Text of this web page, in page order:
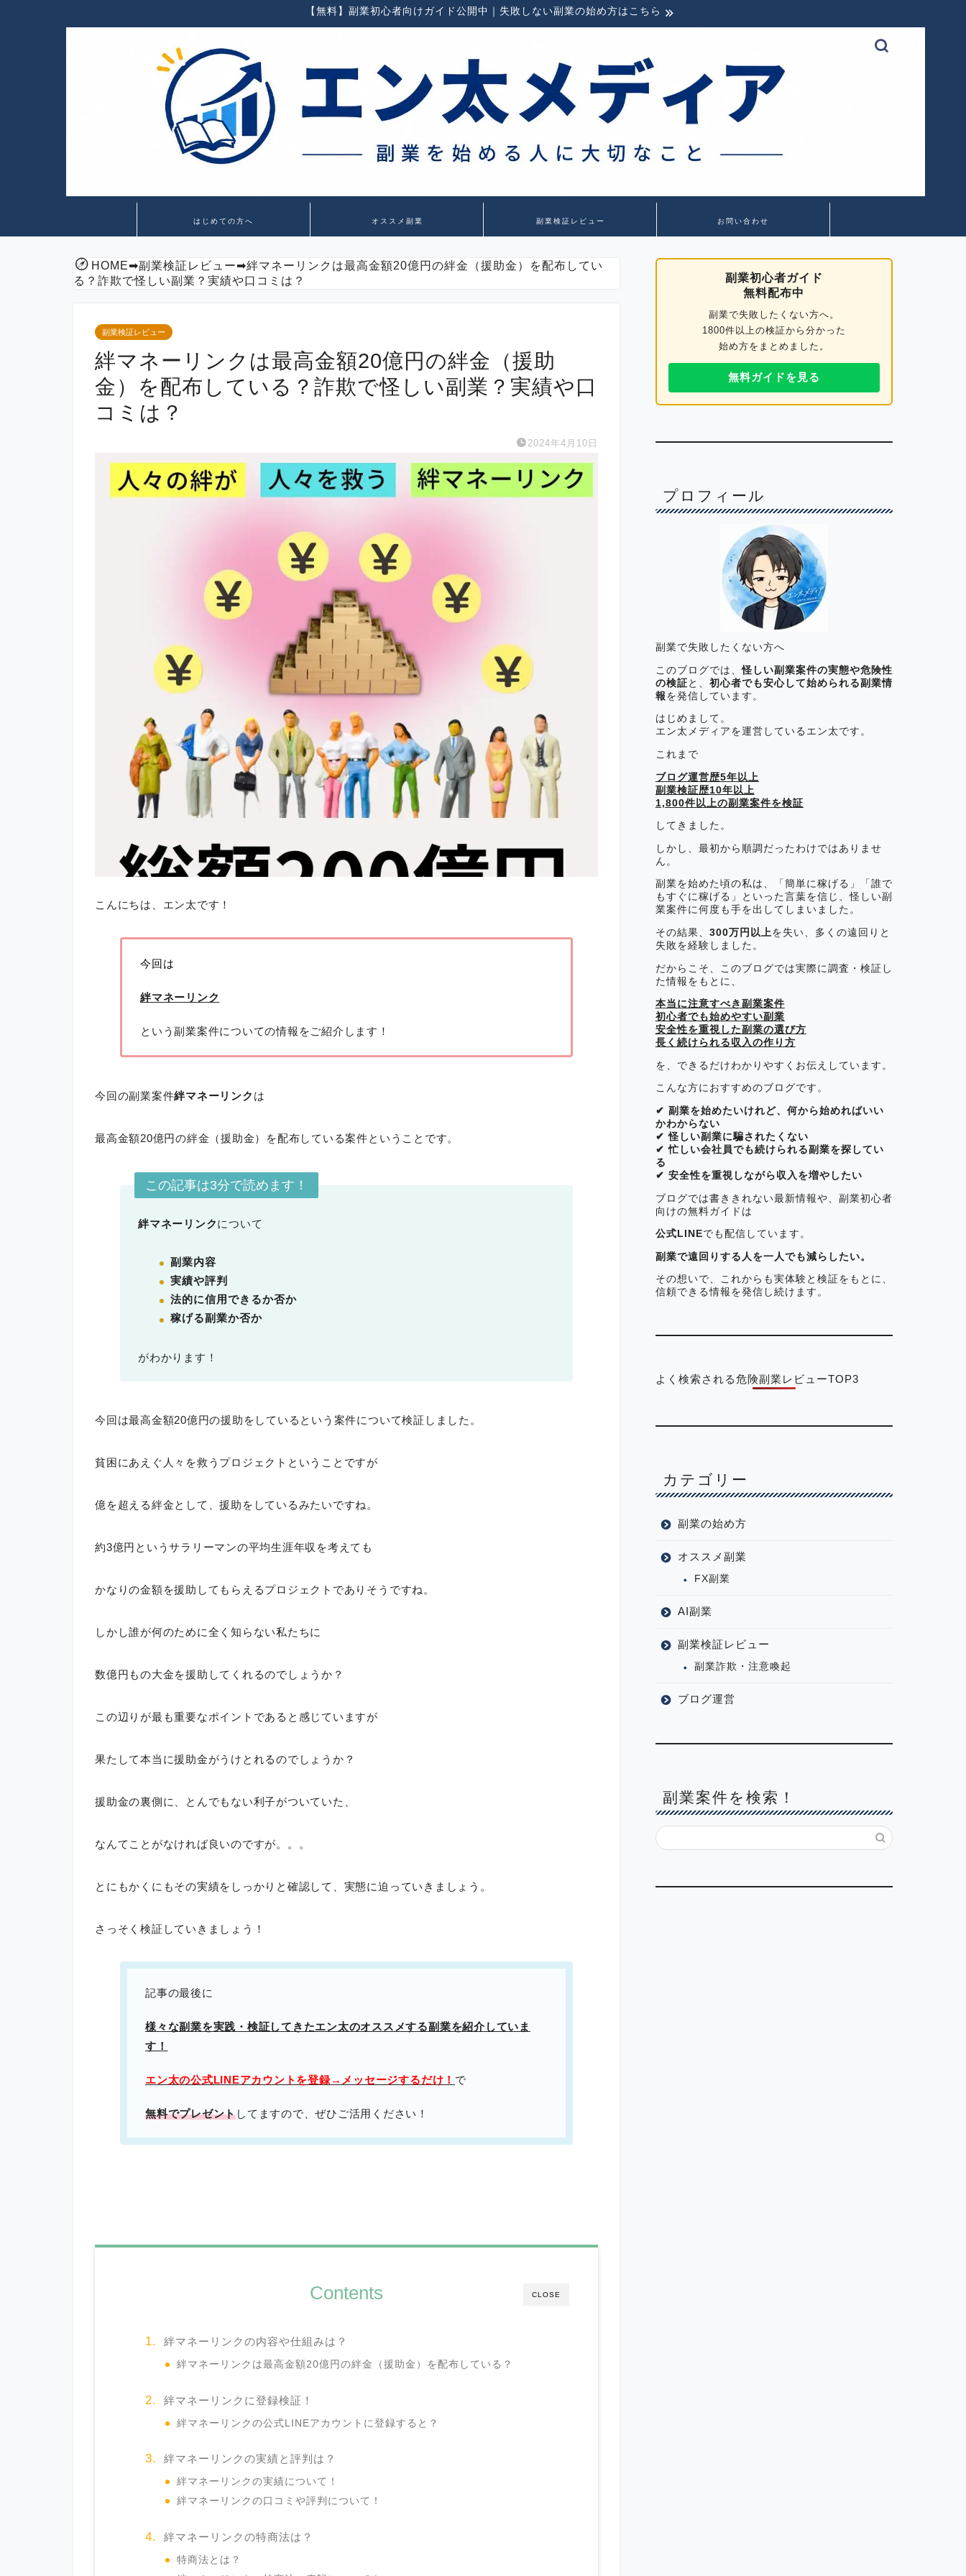
【無料】副業初心者向けガイド公開中｜失敗しない副業の始め方はこちら
はじめての方へ オススメ副業 副業検証レビュー お問い合わせ
HOME➡副業検証レビュー➡絆マネーリンクは最高金額20億円の絆金（援助金）を配布してい
る？詐欺で怪しい副業？実績や口コミは？
副業検証レビュー
絆マネーリンクは最高金額20億円の絆金（援助
金）を配布している？詐欺で怪しい副業？実績や口
コミは？
2024年4月10日
こんにちは、エン太です！
今回は
絆マネーリンク
という副業案件についての情報をご紹介します！
今回の副業案件絆マネーリンク は
最高金額20億円の絆金（援助金）を配布している案件ということです。
この記事は3分で読めます！
絆マネーリンクについて
副業内容
実績や評判
法的に信用できるか否か
稼げる副業か否か
がわかります！
今回は最高金額20億円の援助をしているという案件について検証しました。
貧困にあえぐ人々を救うプロジェクトということですが
億を超える絆金として、援助をしているみたいですね。
約3億円というサラリーマンの平均生涯年収を考えても
かなりの金額を援助してもらえるプロジェクトでありそうですね。
しかし誰が何のために全く知らない私たちに
数億円もの大金を援助してくれるのでしょうか？
この辺りが最も重要なポイントであると感じていますが
果たして本当に援助金がうけとれるのでしょうか？
援助金の裏側に、とんでもない利子がついていた、
なんてことがなければ良いのですが。。。
とにもかくにもその実績をしっかりと確認して、実態に迫っていきましょう。
さっそく検証していきましょう！
記事の最後に
様々な副業を実践・検証してきたエン太のオススメする副業を紹介していま
す！
エン太の公式LINEアカウントを登録→メッセージするだけ！ で
無料でプレゼントしてますので、ぜひご活用ください！
CLOSE
Contents
絆マネーリンクの内容や仕組みは？
絆マネーリンクは最高金額20億円の絆金（援助金）を配布している？
絆マネーリンクに登録検証！
絆マネーリンクの公式LINEアカウントに登録すると？
絆マネーリンクの実績と評判は？
絆マネーリンクの実績について！
絆マネーリンクの口コミや評判について！
絆マネーリンクの特商法は？
特商法とは？
副業初心者ガイド
無料配布中
副業で失敗したくない方へ。
1800件以上の検証から分かった
始め方をまとめました。
無料ガイドを見る
プロフィール
副業で失敗したくない方へ
このブログでは、怪しい副業案件の実態や危険性
の検証 と、 初心者でも安心して始められる副業情
報 を発信しています。
はじめまして。
エン太メディアを運営しているエン太です。
これまで
ブログ運営歴5年以上
副業検証歴10年以上
1,800件以上の副業案件を検証
してきました。
しかし、最初から順調だったわけではありませ
ん。
副業を始めた頃の私は、「簡単に稼げる」「誰で
もすぐに稼げる」といった言葉を信じ、怪しい副
業案件に何度も手を出してしまいました。
その結果、 300万円以上 を失い、多くの遠回りと
失敗を経験しました。
だからこそ、このブログでは実際に調査・検証し
た情報をもとに、
本当に注意すべき副業案件
初心者でも始めやすい副業
安全性を重視した副業の選び方
長く続けられる収入の作り方
を、できるだけわかりやすくお伝えしています。
こんな方におすすめのブログです。
✔ 副業を始めたいけれど、何から始めればいい
かわからない
✔ 怪しい副業に騙されたくない
✔ 忙しい会社員でも続けられる副業を探してい
る
✔ 安全性を重視しながら収入を増やしたい
ブログでは書ききれない最新情報や、副業初心者
向けの無料ガイドは
公式LINEでも配信しています。
副業で遠回りする人を一人でも減らしたい。
その想いで、これからも実体験と検証をもとに、
信頼できる情報を発信し続けます。
よく検索される危険副業レビューTOP3
カテゴリー
副業の始め方
オススメ副業
FX副業
AI副業
副業検証レビュー
副業詐欺・注意喚起
ブログ運営
副業案件を検索！